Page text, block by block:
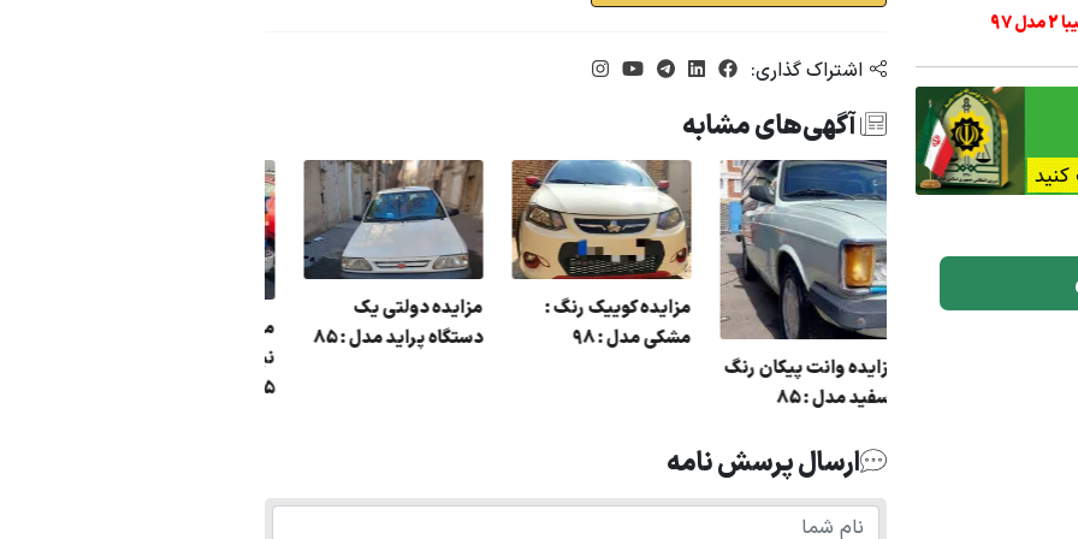
اشتراک گذاری:
آگهی‌های مشابه
مزایده دولتی یک
دستگاه پراید مدل : 85
مزایده کوییک رنگ :
مشکی مدل : 98
مزایده وانت پیکان رنگ
: سفید مدل : 85
مزایده جک اس 5 رنگ :
ارسال پرسش نامه